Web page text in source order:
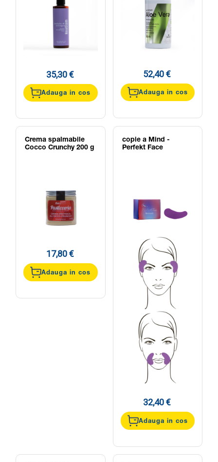
35,30 €
Adauga in cos
52,40 €
Adauga in cos
Crema spalmabile
Cocco Crunchy 200 g
17,80 €
Adauga in cos
copie a Mind -
Perfekt Face
32,40 €
Adauga in cos